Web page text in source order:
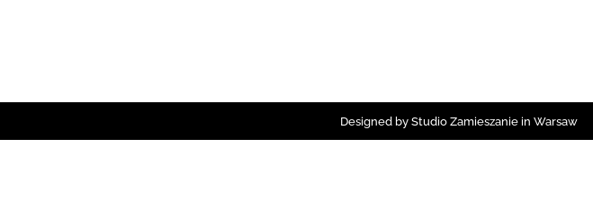
Designed by Studio Zamieszanie in Warsaw